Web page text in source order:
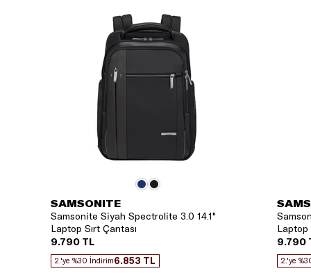
SAMSONITE
Samsonite Siyah Spectrolite 3.0 14.1"
Laptop Sırt Çantası
9.790 TL
2.'ye %30 İndirim6.853 TL
Laptop
9.790
2.'ye